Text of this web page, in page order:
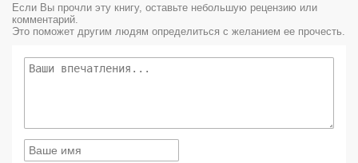
Если Вы прочли эту книгу, оставьте небольшую рецензию или
комментарий.
Это поможет другим людям определиться с желанием ее прочесть.